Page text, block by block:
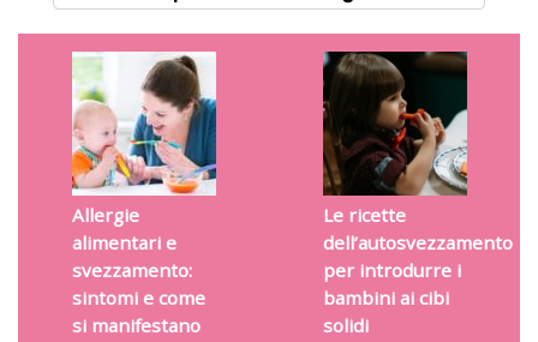
Allergie
alimentari e
svezzamento:
sintomi e come
si manifestano
Le ricette
dell’autosvezzamento
per introdurre i
bambini ai cibi
solidi